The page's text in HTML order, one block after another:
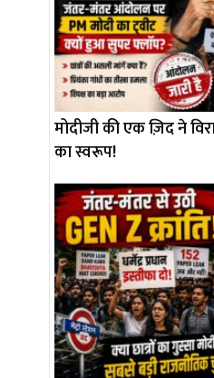
मोदीजी की एक ज़िद ने
का स्वरूप!